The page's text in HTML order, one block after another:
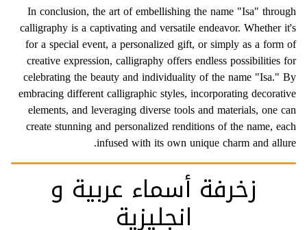
In conclusion, the art of embellishing the name "Isa" through
calligraphy is a captivating and versatile endeavor. Whether it's
for a special event, a personalized gift, or simply as a form of
creative expression, calligraphy offers endless possibilities for
celebrating the beauty and individuality of the name "Isa." By
embracing different calligraphic styles, incorporating decorative
elements, and leveraging diverse tools and materials, one can
create stunning and personalized renditions of the name, each
infused with its own unique charm and allure.
زخرفة أسماء عربية و
انجليزية